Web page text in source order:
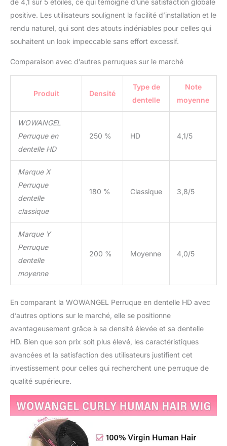
de 4,1 sur 5 étoiles, ce qui témoigne d’une satisfaction globale
positive. Les utilisateurs soulignent la facilité d’installation et le
rendu naturel, qui sont des atouts indéniables pour celles qui
souhaitent un look impeccable sans effort excessif.
Comparaison avec d’autres perruques sur le marché
Produit Densité
Type de
dentelle
Note
moyenne
WOWANGEL
Perruque en
dentelle HD
250 % HD 4,1/5
Marque X
Perruque
dentelle
classique
180 % Classique 3,8/5
Marque Y
Perruque
dentelle
moyenne
200 % Moyenne 4,0/5
En comparant la WOWANGEL Perruque en dentelle HD avec
d’autres options sur le marché, elle se positionne
avantageusement grâce à sa densité élevée et sa dentelle
HD. Bien que son prix soit plus élevé, les caractéristiques
avancées et la satisfaction des utilisateurs justifient cet
investissement pour celles qui recherchent une perruque de
qualité supérieure.